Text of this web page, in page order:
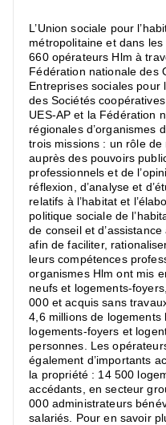
L’Union sociale pour
métropolitaine et dans
660 opérateurs Hlm à
Fédération nationale des
Entreprises sociales pour
des Sociétés coopératives
UES-AP et la Fédération
régionales d’organismes
trois missions : un rôle
auprès des pouvoirs
professionnels et de
réflexion, d’analyse et
relatifs à l’habitat et
politique sociale de
de conseil et
afin de faciliter,
leurs compétences
organismes Hlm ont mis
neufs et logements-
000 et acquis sans
4,6 millions de logements
logements-foyers et
personnes. Les
également d’importants
la propriété : 14 500
accédants, en secteur
000 administrateurs
salariés. Pour en savoir